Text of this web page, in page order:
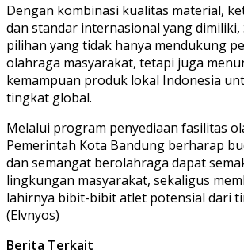
Dengan kombinasi kualitas material,
dan standar internasional yang dimiliki,
pilihan yang tidak hanya mendukung
olahraga masyarakat, tetapi juga
kemampuan produk lokal Indonesia
tingkat global.
Melalui program penyediaan fasilitas
Pemerintah Kota Bandung berharap
dan semangat berolahraga dapat
lingkungan masyarakat, sekaligus
lahirnya bibit-bibit atlet potensial dari
(Elvnyos)
Berita Terkait